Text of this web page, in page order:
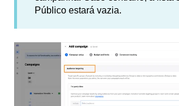
Público estará vazia.